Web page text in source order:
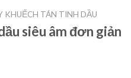
KHUẾCH TÁN TINH DẦU
siêu âm đơn giản